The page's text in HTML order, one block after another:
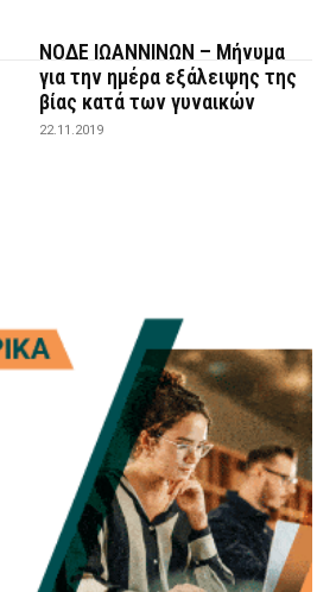
ΝΟΔΕ ΙΩΑΝΝΙΝΩΝ – Μήνυμα
για την ημέρα εξάλειψης της
βίας κατά των γυναικών
22.11.2019